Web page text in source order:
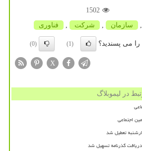
1502
سازمان شركت فناوری
می پسندید؟ (1)
(0)
X
در لیموبلاگ
اجتماعی
تعطیل شد
گذرنامه تسهیل شد